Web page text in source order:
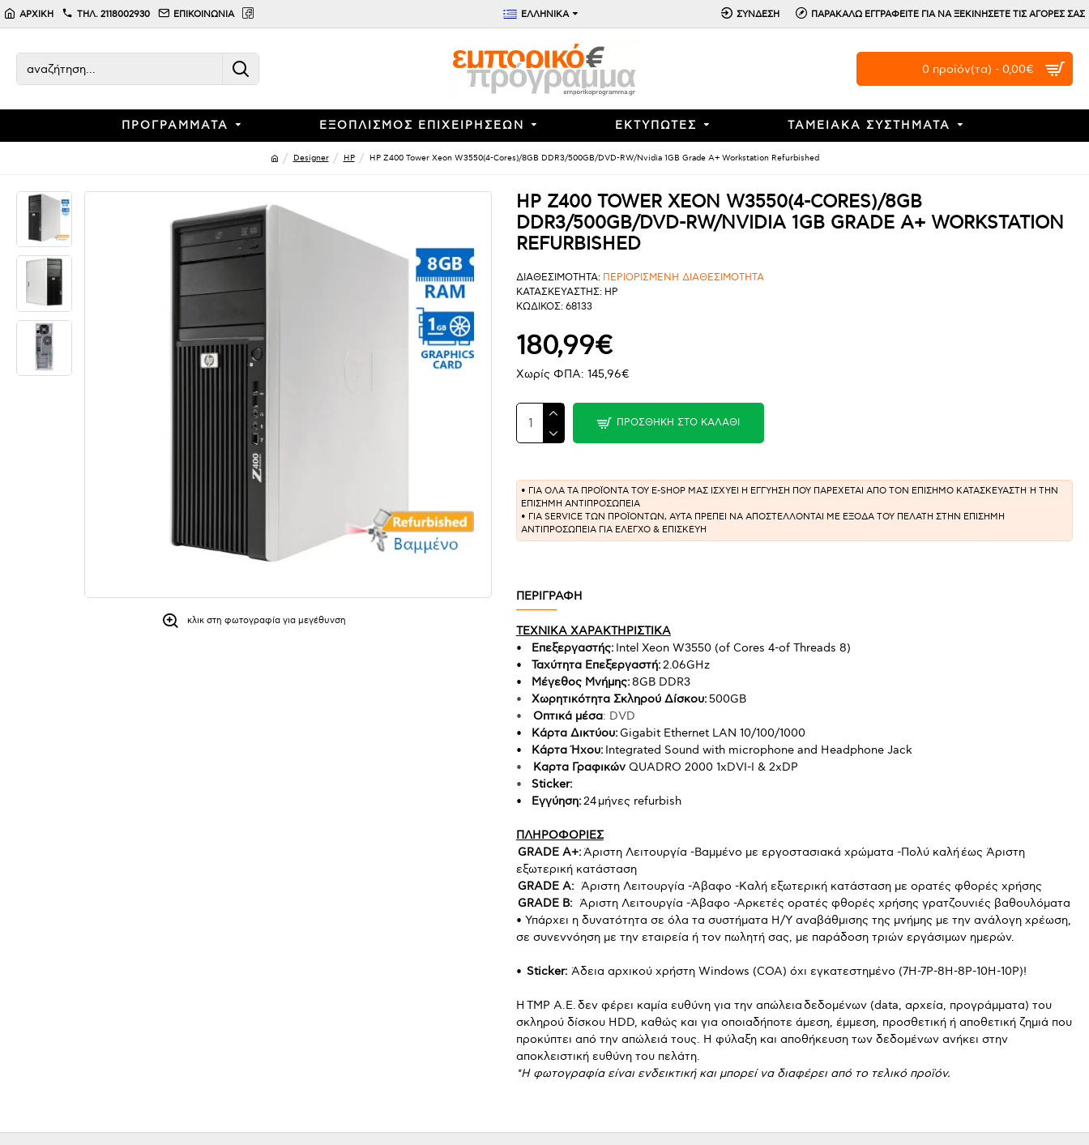
ΑΡΧΙΚΗ ΤΗΛ. 2118002930 ΕΠΙΚΟΙΝΩΝΙΑ ΕΛΛΗΝΙΚΑ ΣΥΝΔΕΣΗ ΠΑΡΑΚΑΛΩ ΕΓΓΡΑΦΕΙΤΕ ΓΙΑ ΝΑ ΞΕΚΙΝΗΣΕΤΕ ΤΙΣ ΑΓΟΡΕΣ ΣΑΣ
0 προϊόν(τα) - 0,00€
ΠΡΟΓΡΑΜΜΑΤΑ ΕΞΟΠΛΙΣΜΟΣ ΕΠΙΧΕΙΡΗΣΕΩΝ ΕΚΤΥΠΩΤΕΣ ΤΑΜΕΙΑΚΑ ΣΥΣΤΗΜΑΤΑ
Designer HP HP Z400 Tower Xeon W3550(4-Cores)/8GB DDR3/500GB/DVD-RW/Nvidia 1GB Grade A+ Workstation Refurbished
κλικ στη φωτογραφία για μεγέθυνση
HP Z400 TOWER XEON W3550(4-CORES)/8GB
DDR3/500GB/DVD-RW/NVIDIA 1GB GRADE A+ WORKSTATION
REFURBISHED
ΔΙΑΘΕΣΙΜΟΤΗΤΑ: ΠΕΡΙΟΡΙΣΜΕΝΗ ΔΙΑΘΕΣΙΜΟΤΗΤΑ
ΚΑΤΑΣΚΕΥΑΣΤΗΣ: HP
ΚΩΔΙΚΟΣ: 68133
180,99€
Χωρίς ΦΠΑ: 145,96€
ΠΡΟΣΘΉΚΗ ΣΤΟ ΚΑΛΆΘΙ
• ΓΙΑ ΟΛΑ ΤΑ ΠΡΟΪΟΝΤΑ ΤΟΥ E-SHOP ΜΑΣ ΙΣΧΥΕΙ Η ΕΓΓΥΗΣΗ ΠΟΥ ΠΑΡΕΧΕΤΑΙ ΑΠΟ ΤΟΝ ΕΠΙΣΗΜΟ ΚΑΤΑΣΚΕΥΑΣΤΗ Ή ΤΗΝ
ΕΠΙΣΗΜΗ ΑΝΤΙΠΡΟΣΩΠΕΙΑ
• ΓΙΑ SERVICE ΤΩΝ ΠΡΟΪΟΝΤΩΝ, ΑΥΤΑ ΠΡΕΠΕΙ ΝΑ ΑΠΟΣΤΕΛΛΟΝΤΑΙ ΜΕ ΕΞΟΔΑ ΤΟΥ ΠΕΛΑΤΗ ΣΤΗΝ ΕΠΙΣΗΜΗ
ΑΝΤΙΠΡΟΣΩΠΕΙΑ ΓΙΑ ΕΛΕΓΧΟ & ΕΠΙΣΚΕΥΗ
ΠΕΡΙΓΡΑΦΗ
ΤΕΧΝΙΚΑ ΧΑΡΑΚΤΗΡΙΣΤΙΚΑ
• Επεξεργαστής: Intel Xeon W3550 (of Cores 4-of Threads 8)
• Ταχύτητα Επεξεργαστή:2.06GHz
• Μέγεθος Μνήμης:8GB DDR3
• Χωρητικότητα Σκληρού Δίσκου:500GB
• Οπτικά μέσα: DVD
• Κάρτα Δικτύου:Gigabit Ethernet LAN 10/100/1000
• Κάρτα Ήχου: Integrated Sound with microphone and Headphone Jack
• Καρτα Γραφικών QUADRO 2000 1xDVI-I & 2xDP
• Sticker:
• Εγγύηση:24 μήνες refurbish
ΠΛΗΡΟΦΟΡΙΕΣ
GRADE A+:Άριστη Λειτουργία -Βαμμένο με εργοστασιακά χρώματα -Πολύ καλή έως Άριστη
εξωτερική κατάσταση
GRADE Α: Άριστη Λειτουργία -Άβαφο -Καλή εξωτερική κατάσταση με ορατές φθορές χρήσης
GRADE B: Άριστη Λειτουργία -Άβαφο -Αρκετές ορατές φθορές χρήσης γρατζουνιές βαθουλόματα
• Υπάρχει η δυνατότητα σε όλα τα συστήματα Η/Υ αναβάθμισης της μνήμης με την ανάλογη χρέωση,
σε συνεννόηση με την εταιρεία ή τον πωλητή σας, με παράδοση τριών εργάσιμων ημερών.
• Sticker: Άδεια αρχικού χρήστη Windows (COA) όχι εγκατεστημένο (7H-7P-8H-8P-10H-10P)!
Η TMP Α.Ε. δεν φέρει καμία ευθύνη για την απώλεια δεδομένων (data, αρχεία, προγράμματα) του
σκληρού δίσκου HDD, καθώς και για οποιαδήποτε άμεση, έμμεση, προσθετική ή αποθετική ζημιά που
προκύπτει από την απώλειά τους. Η φύλαξη και αποθήκευση των δεδομένων ανήκει στην
αποκλειστική ευθύνη του πελάτη.
*Η φωτογραφία είναι ενδεικτική και μπορεί να διαφέρει από το τελικό προϊόν.